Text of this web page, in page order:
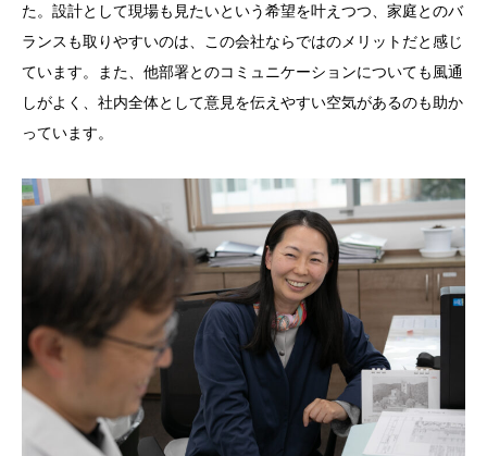
た。設計として現場も見たいという希望を叶えつつ、家庭とのバ
ランスも取りやすいのは、この会社ならではのメリットだと感じ
ています。また、他部署とのコミュニケーションについても風通
しがよく、社内全体として意見を伝えやすい空気があるのも助か
っています。